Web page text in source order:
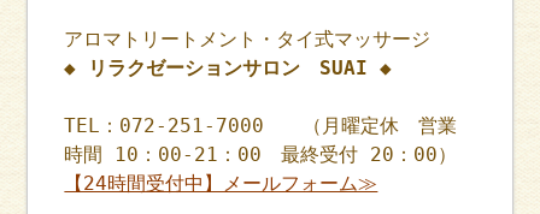
アロマトリートメント・タイ式マッサージ
◆ リラクゼーションサロン SUAI ◆
TEL：072-251-7000 （月曜定休 営業
時間 10：00-21：00 最終受付 20：00）
【24時間受付中】メールフォーム≫